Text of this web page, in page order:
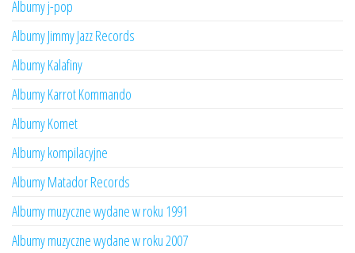
Albumy j-pop
Albumy Jimmy Jazz Records
Albumy Kalafiny
Albumy Karrot Kommando
Albumy Komet
Albumy kompilacyjne
Albumy Matador Records
Albumy muzyczne wydane w roku 1991
Albumy muzyczne wydane w roku 2007